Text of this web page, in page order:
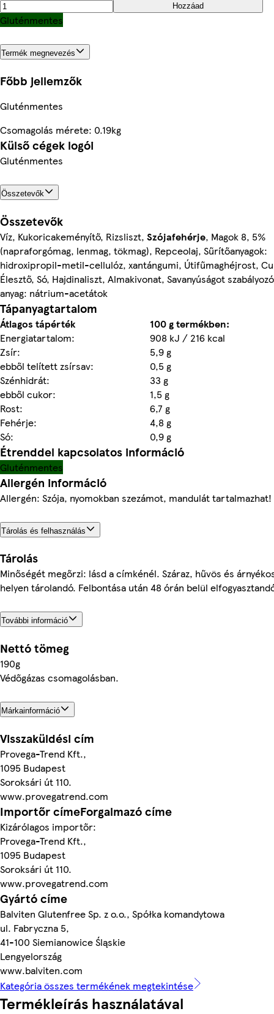
Hozzáad
Gluténmentes
Termék megnevezés
Főbb jellemzők
Gluténmentes
Csomagolás mérete: 0.19kg
Külső cégek logói
Gluténmentes
Összetevők
Összetevők
Víz, Kukoricakeményítő, Rizsliszt, Szójafehérje, Magok 8, 5%
(napraforgómag, lenmag, tökmag), Repceolaj, Sűrítőanyagok:
hidroxipropil-metil-cellulóz, xantángumi, Útifűmaghéjrost,
Élesztő, Só, Hajdinaliszt, Almakivonat, Savanyúságot szabályozó
anyag: nátrium-acetátok
Tápanyagtartalom
Átlagos tápérték
100 g termékben:
Energiatartalom:
908 kJ / 216 kcal
Zsír:
5,9 g
ebből telített zsírsav:
0,5 g
Szénhidrát:
33 g
ebből cukor:
1,5 g
Rost:
6,7 g
Fehérje:
4,8 g
Só:
0,9 g
Étrenddel kapcsolatos információ
Gluténmentes
Allergén információ
Allergén: Szója, nyomokban szezámot, mandulát tartalmazhat!
Tárolás és felhasználás
Tárolás
Minőségét megőrzi: lásd a címkénél. Száraz, hűvös és
helyen tárolandó. Felbontása után 48 órán belül
További információ
Nettó tömeg
190g
Védőgázas csomagolásban.
Márkainformáció
Visszaküldési cím
Provega-Trend Kft.,
1095 Budapest
Soroksári út 110.
www.provegatrend.com
Importőr címeForgalmazó címe
Kizárólagos importőr:
Provega-Trend Kft.,
1095 Budapest
Soroksári út 110.
www.provegatrend.com
Gyártó címe
Balviten Glutenfree Sp. z o.o., Spółka komandytowa
ul. Fabryczna 5,
41-100 Siemianowice Śląskie
Lengyelország
www.balviten.com
Kategória összes termékének megtekintése
Termékleírás használatával